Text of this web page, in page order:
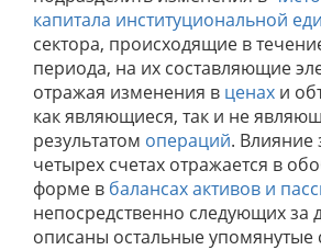
капитала институциональной
сектора, происходящие в
периода, на их составляющие
отражая изменения в ценах и
как являющиеся, так и не
результатом операций. Влияние
четырех счетах отражается в
форме в балансах активов и
непосредственно следующих за
описаны остальные упомянутые